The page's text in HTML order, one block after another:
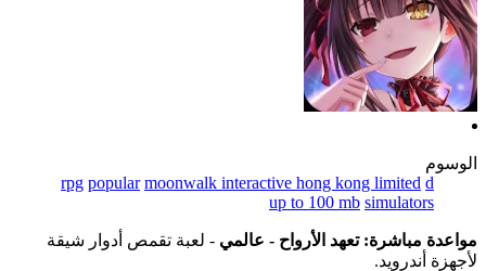
الوسوم
d
moonwalk interactive hong kong limited
popular
rpg
simulators
up to 100 mb
مواعدة مباشرة: تعهد الأرواح - عالمي - لعبة تقمص أدوار شيقة
لأجهزة أندرويد.